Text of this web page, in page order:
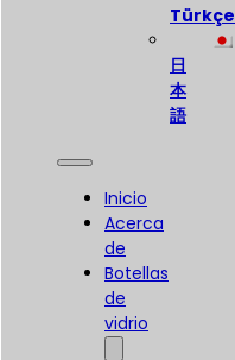
Türkçe
日
本
語
Inicio
Acerca
de
Botellas
de
vidrio